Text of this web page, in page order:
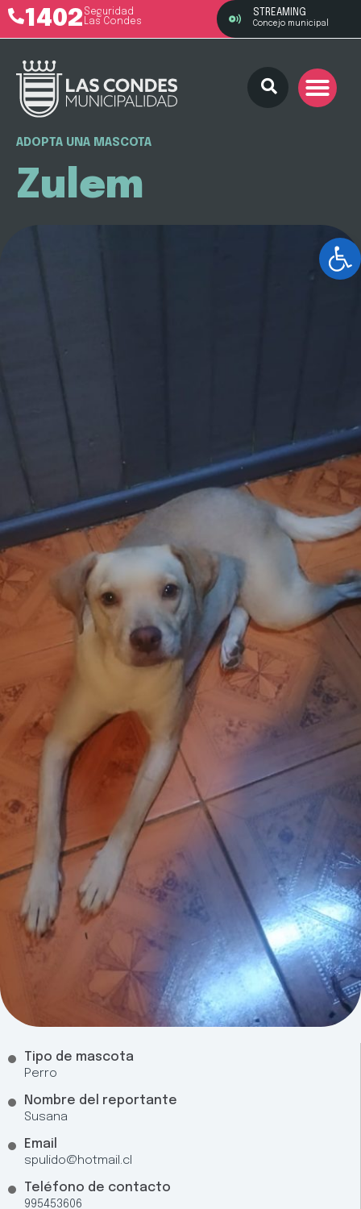
1402 Seguridad
Las Condes
STREAMING
Concejo municipal
ADOPTA UNA MASCOTA
Zulem
Tipo de mascota
Perro
Nombre del reportante
Susana
Email
spulido@hotmail.cl
Teléfono de contacto
995453606